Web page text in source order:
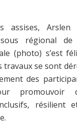
assises, Arslen
régional
(photo) s’est
travaux se sont
des
promouvoir
résilient